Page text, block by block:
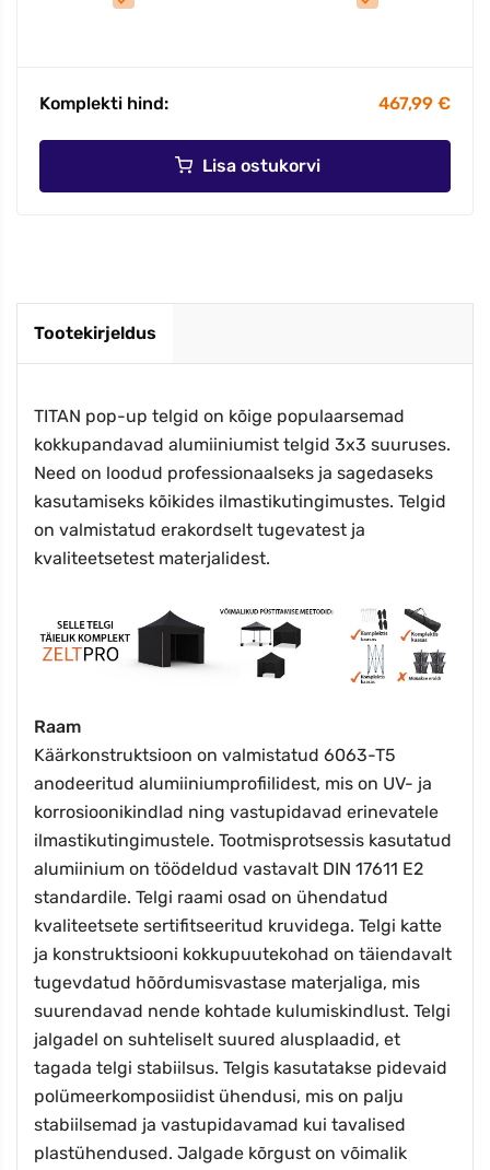
Komplekti hind: 467,99 €
Lisa ostukorvi
Tootekirjeldus
TITAN pop-up telgid on kõige populaarsemad
kokkupandavad alumiiniumist telgid 3x3 suuruses.
Need on loodud professionaalseks ja sagedaseks
kasutamiseks kõikides ilmastikutingimustes. Telgid
on valmistatud erakordselt tugevatest ja
kvaliteetsetest materjalidest.
Raam
Käärkonstruktsioon on valmistatud 6063-T5
anodeeritud alumiiniumprofiilidest, mis on UV- ja
korrosioonikindlad ning vastupidavad erinevatele
ilmastikutingimustele. Tootmisprotsessis kasutatud
alumiinium on töödeldud vastavalt DIN 17611 E2
standardile. Telgi raami osad on ühendatud
kvaliteetsete sertifitseeritud kruvidega. Telgi katte
ja konstruktsiooni kokkupuutekohad on täiendavalt
tugevdatud hõõrdumisvastase materjaliga, mis
suurendavad nende kohtade kulumiskindlust. Telgi
jalgadel on suhteliselt suured alusplaadid, et
tagada telgi stabiilsus. Telgis kasutatakse pidevaid
polümeerkomposiidist ühendusi, mis on palju
stabiilsemad ja vastupidavamad kui tavalised
plastühendused. Jalgade kõrgust on võimalik